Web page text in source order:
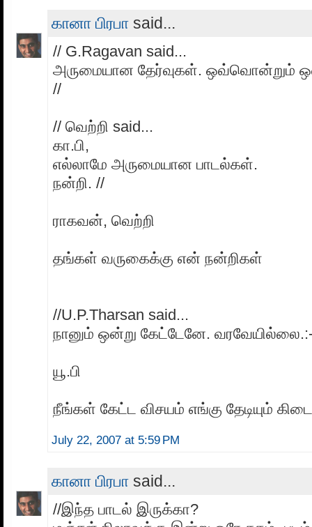
கானா பிரபா said...
// G.Ragavan said...
அருமையான தேர்வுகள். ஒவ்வொன்றும்
//
// வெற்றி said...
கா.பி,
எல்லாமே அருமையான பாடல்கள்.
நன்றி. //
ராகவன், வெற்றி
தங்கள் வருகைக்கு என் நன்றிகள்
//U.P.Tharsan said...
நானும் ஒன்று கேட்டேனே.
யூ.பி
நீங்கள் கேட்ட விசயம் எங்கு தேடியும்
July 22, 2007 at 5:59 PM
கானா பிரபா said...
//இந்த பாடல் இருக்கா?